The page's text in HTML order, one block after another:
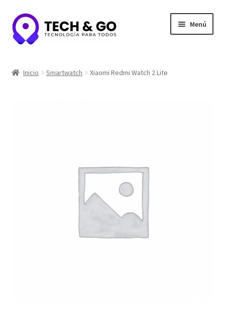
Ir
a
la
Ir
al
contenido
Menú
Inicio Smartwatch Xiaomi Redmi Watch 2 Lite